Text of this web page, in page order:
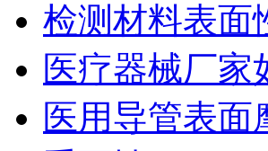
检测材料表面
医疗器械厂家
医用导管表